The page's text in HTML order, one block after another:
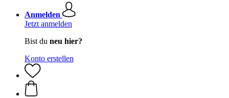
Anmelden
Jetzt anmelden
Bist du neu hier?
Konto erstellen